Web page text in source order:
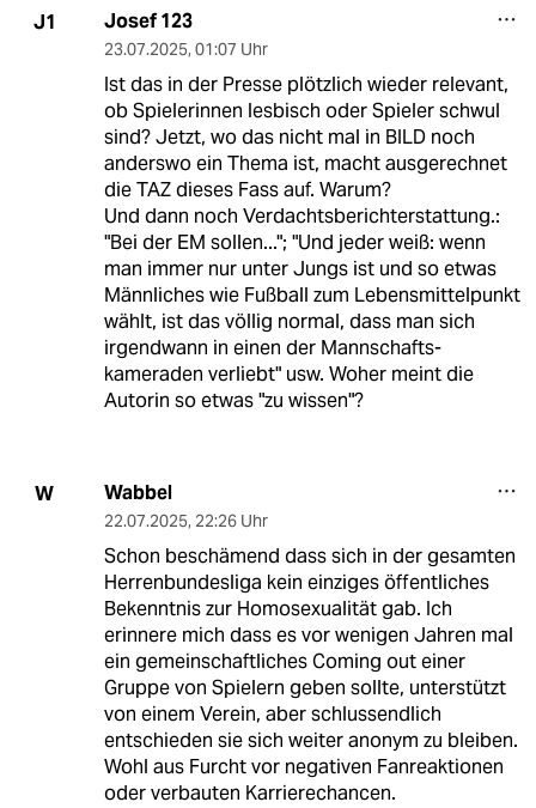
J1 Josef 123
23.07.2025, 01:07 Uhr
Ist das in der Presse plötzlich wieder relevant,
ob Spielerinnen lesbisch oder Spieler schwul
sind? Jetzt, wo das nicht mal in BILD noch
anderswo ein Thema ist, macht ausgerechnet
die TAZ dieses Fass auf. Warum?
Und dann noch Verdachtsberichterstattung.:
"Bei der EM sollen..."; "Und jeder weiß: wenn
man immer nur unter Jungs ist und so etwas
Männliches wie Fußball zum Lebensmittelpunkt
wählt, ist das völlig normal, dass man sich
irgendwann in einen der Mannschafts­
kameraden verliebt" usw. Woher meint die
Autorin so etwas "zu wissen"?
W Wabbel
22.07.2025, 22:26 Uhr
Schon beschämend dass sich in der gesamten
Herrenbundesliga kein einziges öffentliches
Bekenntnis zur Homosexualität gab. Ich
erinnere mich dass es vor wenigen Jahren mal
ein gemeinschaftliches Coming out einer
Gruppe von Spielern geben sollte, unterstützt
von einem Verein, aber schlussendlich
entschieden sie sich weiter anonym zu bleiben.
Wohl aus Furcht vor negativen Fanreaktionen
oder verbauten Karrierechancen.